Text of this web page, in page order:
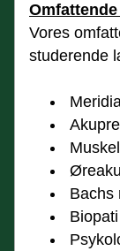
Vores
studerende
Bachs
Biopati